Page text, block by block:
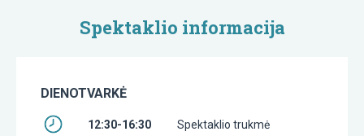
Spektaklio informacija
DIENOTVARKĖ
12:30-16:30 Spektaklio trukmė